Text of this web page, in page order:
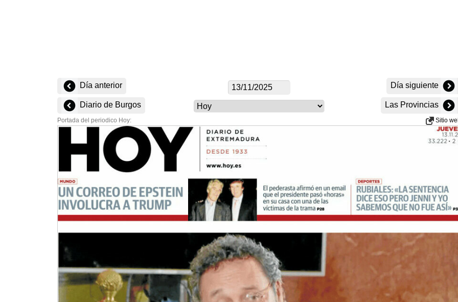
Día anterior Día siguiente
Diario de Burgos Las Provincias
Portada del periodico Hoy: Sitio